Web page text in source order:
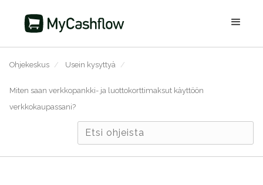
Ohjekeskus / Usein kysyttyä /
Miten saan verkkopankki- ja luottokorttimaksut käyttöön
verkkokaupassani?